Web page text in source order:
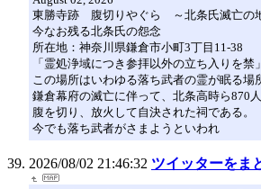
東勝寺跡 腹切りやぐら ～北条氏滅亡の
今なお残る北条氏の怨念
所在地：神奈川県鎌倉市小町3丁目11-38
「霊処浄域につき参拝以外の立ち入りを禁
この場所はいわゆる落ち武者の霊が眠る場
鎌倉幕府の滅亡に伴って、北条高時ら870
腹を切り、放火して自決された祠である。
今でも落ち武者がさまようといわれ
2026/08/02 21:46:32 ツイッターをま